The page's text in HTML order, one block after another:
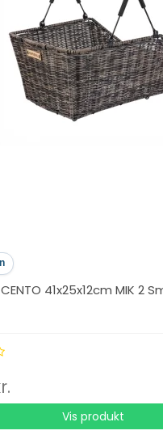
41x25x12cm MIK 2
Vis produkt